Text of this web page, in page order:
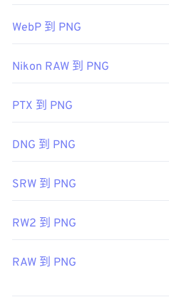
開發者：
實用連結：
相關 PNG 工具：
WebP 到 PNG
Nikon RAW 到 PNG
PTX 到 PNG
DNG 到 PNG
SRW 到 PNG
RW2 到 PNG
RAW 到 PNG